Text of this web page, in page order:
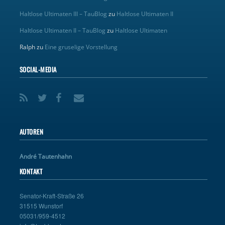
Haltlose Ultimaten III – TauBlog zu Haltlose Ultimaten II
Haltlose Ultimaten II – TauBlog zu Haltlose Ultimaten
Ralphzu Eine gruselige Vorstellung
SOCIAL-MEDIA
AUTOREN
André Tautenhahn
KONTAKT
Senator-Kraft-Straße 26
31515 Wunstorf
05031/959-4512